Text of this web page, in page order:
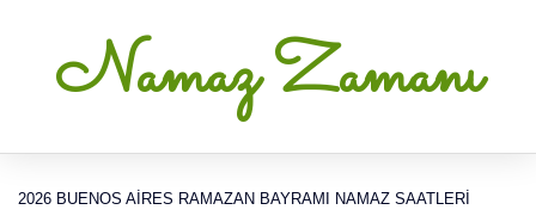
Namaz Zamanı
2026 BUENOS AIRES RAMAZAN BAYRAMI NAMAZ SAATLERI